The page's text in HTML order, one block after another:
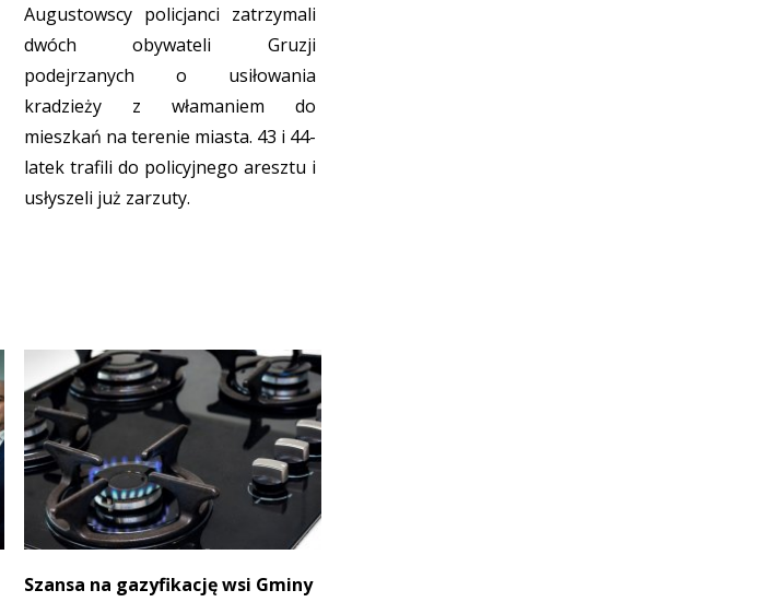
Augustowscy policjanci zatrzymali
dwóch obywateli Gruzji
podejrzanych o usiłowania
kradzieży z włamaniem do
mieszkań na terenie miasta. 43 i 44-
latek trafili do policyjnego aresztu i
usłyszeli już zarzuty.
Szansa na gazyfikację wsi Gminy